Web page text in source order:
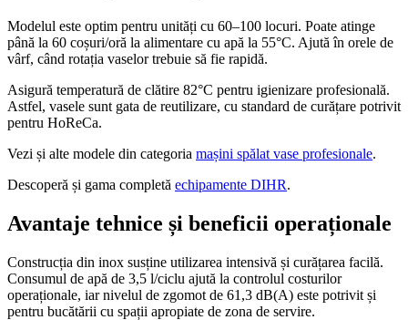
Modelul este optim pentru unități cu 60–100 locuri. Poate atinge
până la 60 coșuri/oră la alimentare cu apă la 55°C. Ajută în orele de
vârf, când rotația vaselor trebuie să fie rapidă.
Asigură temperatură de clătire 82°C pentru igienizare profesională.
Astfel, vasele sunt gata de reutilizare, cu standard de curățare potrivit
pentru HoReCa.
Vezi și alte modele din categoria mașini spălat vase profesionale.
Descoperă și gama completă echipamente DIHR.
Avantaje tehnice și beneficii operaționale
Construcția din inox susține utilizarea intensivă și curățarea facilă.
Consumul de apă de 3,5 l/ciclu ajută la controlul costurilor
operaționale, iar nivelul de zgomot de 61,3 dB(A) este potrivit și
pentru bucătării cu spații apropiate de zona de servire.